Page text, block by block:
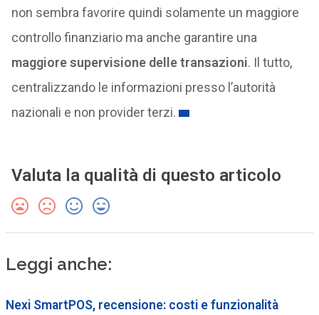
non sembra favorire quindi solamente un maggiore
controllo finanziario ma anche garantire una
maggiore supervisione delle transazioni. Il tutto,
centralizzando le informazioni presso l’autorità
nazionali e non provider terzi.
Valuta la qualità di questo articolo
Leggi anche:
Nexi SmartPOS, recensione: costi e funzionalità